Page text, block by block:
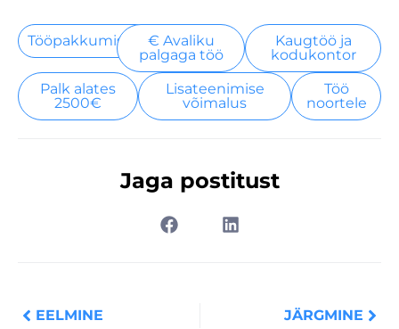
Tööpakkumised
€ Avaliku
palgaga töö
Kaugtöö ja
kodukontor
Palk alates
2500€
Lisateenimise
võimalus
Töö
noortele
Jaga postitust
EELMINE JÄRGMINE